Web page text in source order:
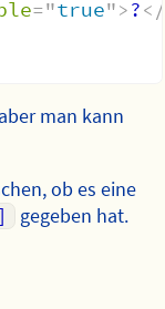
="true">?</
man kann
ob es eine
gegeben hat.